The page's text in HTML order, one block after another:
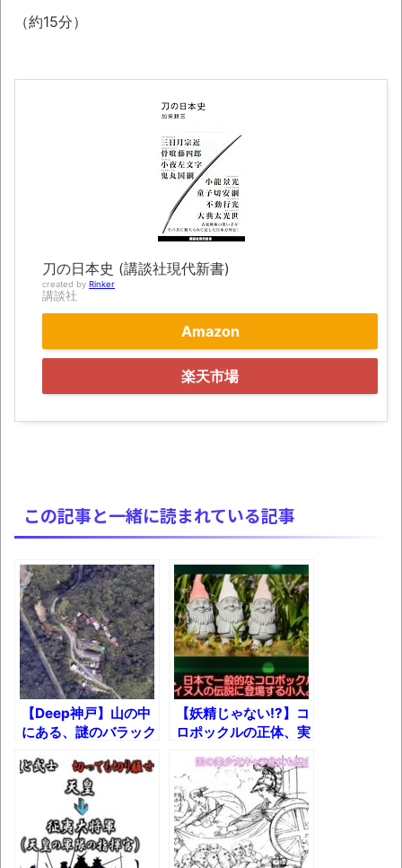
ョン」の新映像が公開！欧州gamescom 2026
凡庸な悪
お前らの身体の悩み教えてくれ
「アメリカのヤンキーがアジア人にケンカ
を売った結果ｗｗｗ」 ほか
【読書感想】山野辺太郎『いつか深い穴に
映画ちいかわ観に行ったので感想を書きま
す(若干ネタバレあり) 26/07/25
マケイン9巻＆アニメ公式ガイド感想
独学で挑んだ2026年二級建築士学科試験結
壊れたエアコンと歌えないボク
Backupper Standard 8.3.0 などバージョンア
ップ
高嶋ちさ子、ダウン症の姉が暴行事件！事
件の一部始終と衝撃の結末
【呆然】北海道旅行ワイ「ウニイクラ丼特
盛で食うぞ！！！うおおおおおおお
お！！！！！」→結
果･････････････････････････････
【動画】カニ、ちょっかい出してきた陰に
ブチギレ
長野県のなめこのデカさが規格外だったｗ
（約15分）
刀の日本史 (講談社現代新書)
created by Rinker
講談社
Amazon
楽天市場
この記事と一緒に読まれている記事
【Deep神戸】山の中
にある、謎のバラック
集落に行ってみた【廃
墟】
【妖精じゃない!?】コ
ロポックルの正体、実